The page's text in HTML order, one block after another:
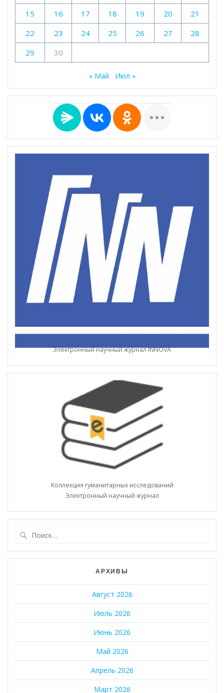
15
16 17 18 19 20
21
22
23 24 25 26 27
28
29
30
« Май Июл »
Электронный научный журнал INNOVA
Коллекция гуманитарных исследований
Электронный научный журнал
АРХИВЫ
Август 2026
Июль 2026
Июнь 2026
Май 2026
Апрель 2026
Март 2026